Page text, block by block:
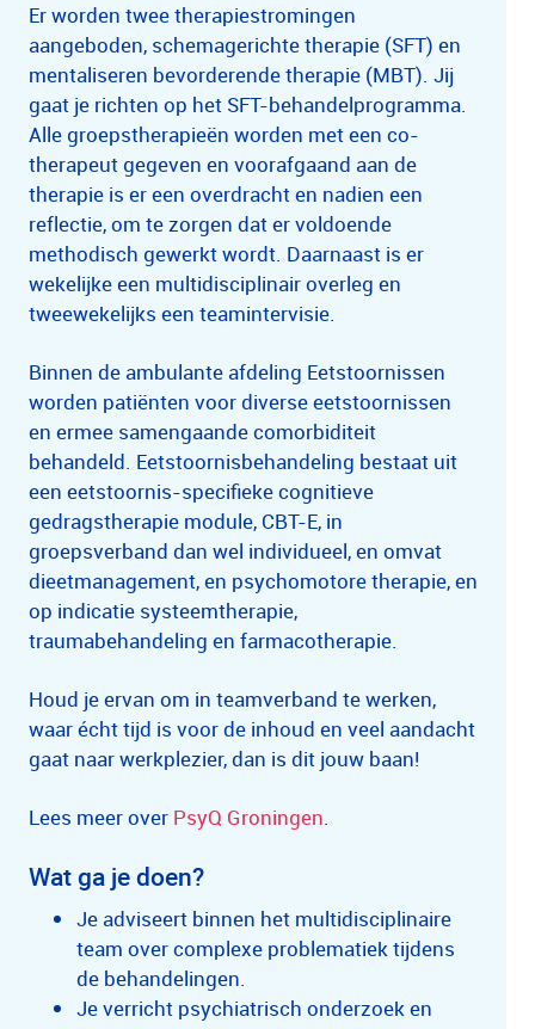
Er worden twee therapiestromingen
aangeboden, schemagerichte therapie (SFT) en
mentaliseren bevorderende therapie (MBT). Jij
gaat je richten op het SFT-behandelprogramma.
Alle groepstherapieën worden met een co-
therapeut gegeven en voorafgaand aan de
therapie is er een overdracht en nadien een
reflectie, om te zorgen dat er voldoende
methodisch gewerkt wordt. Daarnaast is er
wekelijke een multidisciplinair overleg en
tweewekelijks een teamintervisie.
Binnen de ambulante afdeling Eetstoornissen
worden patiënten voor diverse eetstoornissen
en ermee samengaande comorbiditeit
behandeld. Eetstoornisbehandeling bestaat uit
een eetstoornis-specifieke cognitieve
gedragstherapie module, CBT-E, in
groepsverband dan wel individueel, en omvat
dieetmanagement, en psychomotore therapie, en
op indicatie systeemtherapie,
traumabehandeling en farmacotherapie.
Houd je ervan om in teamverband te werken,
waar écht tijd is voor de inhoud en veel aandacht
gaat naar werkplezier, dan is dit jouw baan!
Lees meer over PsyQ Groningen.
Wat ga je doen?
Je adviseert binnen het multidisciplinaire
team over complexe problematiek tijdens
de behandelingen.
Je verricht psychiatrisch onderzoek en